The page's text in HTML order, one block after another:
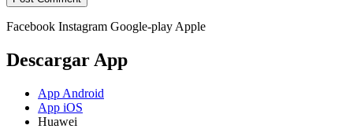
Facebook Instagram Google-play Apple
Descargar App
App Android
App iOS
Huawei